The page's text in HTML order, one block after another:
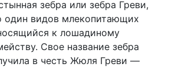
зебра или зебра Греви,
один видов млекопитающих
к лошадиному
Свое название зебра
в честь Жюля Греви —